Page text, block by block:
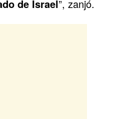
de Israel”, zanjó.